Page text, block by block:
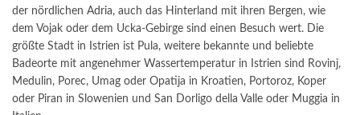
der nördlichen Adria, auch das Hinterland mit ihren Bergen, wie
dem Vojak oder dem Ucka-Gebirge sind einen Besuch wert. Die
größte Stadt in Istrien ist Pula, weitere bekannte und beliebte
Badeorte mit angenehmer Wassertemperatur in Istrien sind Rovinj,
Medulin, Porec, Umag oder Opatija in Kroatien, Portoroz, Koper
oder Piran in Slowenien und San Dorligo della Valle oder Muggia in